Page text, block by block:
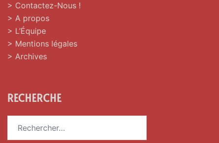
> Contactez-Nous !
> A propos
> L’Équipe
> Mentions légales
> Archives
RECHERCHE